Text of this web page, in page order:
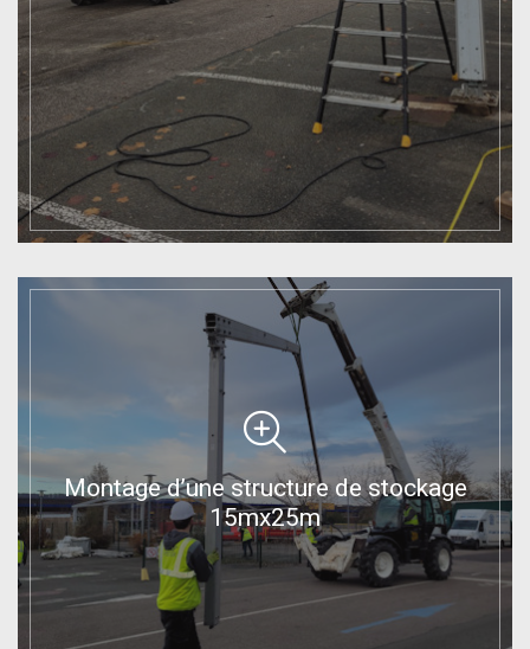
Montage d’une structure de stockage
15mx25m